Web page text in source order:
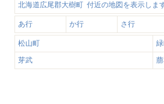
北海道広尾郡大樹町 付近の地図を表示しま
あ行 か行 さ行
松山町
芽武